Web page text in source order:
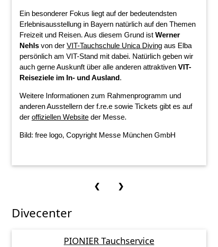
Ein besonderer Fokus liegt auf der bedeutendsten
Erlebnisausstellung in Bayern natürlich auf den Themen
Freizeit und Reisen. Aus diesem Grund ist Werner
Nehls von der VIT-Tauchschule Unica Diving aus Elba
persönlich am VIT-Stand mit dabei. Natürlich geben wir
auch gerne Auskunft über alle anderen attraktiven VIT-
Reiseziele im In- und Ausland.
Weitere Informationen zum Rahmenprogramm und
anderen Ausstellern der f.re.e sowie Tickets gibt es auf
der offiziellen Website der Messe.
Bild: free logo, Copyright Messe München GmbH
❮ ❯
Divecenter
PIONIER Tauchservice